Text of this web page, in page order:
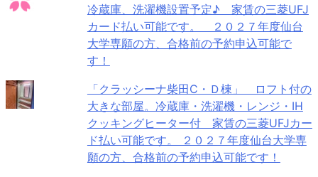
冷蔵庫、洗濯機設置予定♪ 家賃の三菱UFJ
カード払い可能です。 ２０２７年度仙台
大学専願の方、合格前の予約申込可能で
す！
「クラッシーナ柴田C・Ｄ棟」 ロフト付の
大きな部屋。冷蔵庫・洗濯機・レンジ・IH
クッキングヒーター付 家賃の三菱UFJカー
ド払い可能です。 ２０２７年度仙台大学専
願の方、合格前の予約申込可能です！